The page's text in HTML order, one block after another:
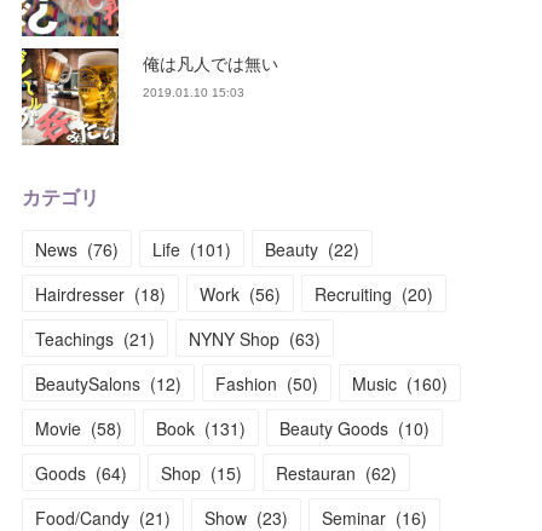
俺は凡人では無い
2019.01.10 15:03
カテゴリ
News (76) Life (101) Beauty (22)
Hairdresser (18) Work (56) Recruiting (20)
Teachings (21) NYNY Shop (63)
BeautySalons (12) Fashion (50) Music (160)
Movie (58) Book (131) Beauty Goods (10)
Goods (64) Shop (15) Restauran (62)
Food/Candy (21) Show (23) Seminar (16)